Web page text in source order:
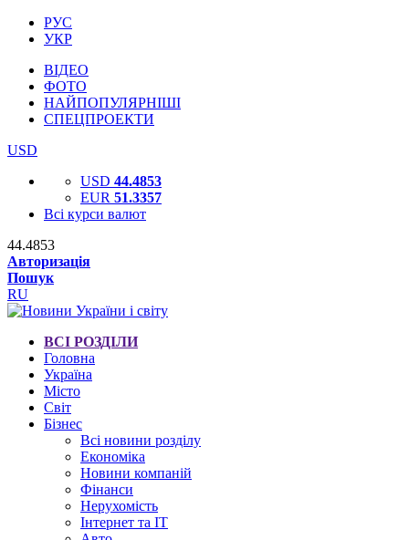
РУС
УКР
ВІДЕО
ФОТО
НАЙПОПУЛЯРНІШІ
СПЕЦПРОЕКТИ
USD
USD 44.4853
EUR 51.3357
Всі курси валют
44.4853
Авторизація
Пошук
RU
ВСІ РОЗДІЛИ
Головна
Україна
Місто
Світ
Бізнес
Всі новини розділу
Економіка
Новини компаній
Фінанси
Нерухомість
Інтернет та IT